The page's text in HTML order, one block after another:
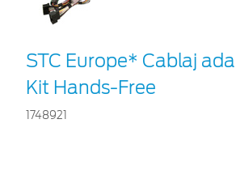
STC Europe* Cablaj
Kit Hands-Free
1748921